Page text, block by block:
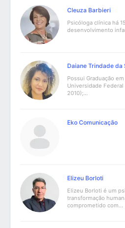
Cleuza Barbieri
Psicóloga clínica há
desenvolvimento
Daiane Trindade da
Possui Graduação
Universidade Federal
2010);…
Eko Comunicação
Elizeu Borloti
Elizeu Borloti é um
transformação
comprometido com…